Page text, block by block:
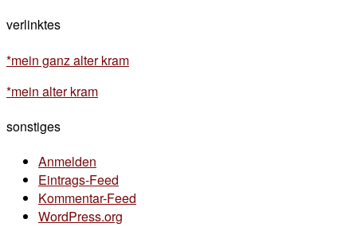
verlinktes
*mein ganz alter kram
*mein alter kram
sonstiges
Anmelden
Eintrags-Feed
Kommentar-Feed
WordPress.org